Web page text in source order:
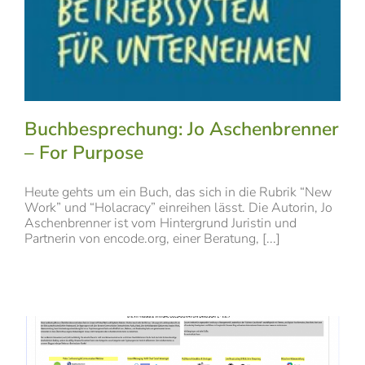
Buchbesprechung: Jo Aschenbrenner
– For Purpose
Heute gehts um ein Buch, das sich in die Rubrik “New
Work” und “Holacracy” einreihen lässt. Die Autorin, Jo
Aschenbrenner ist vom Hintergrund Juristin und
Partnerin von encode.org, einer Beratung, [...]